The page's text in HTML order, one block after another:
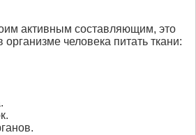
активным составляющим, это
организме человека питать ткани: